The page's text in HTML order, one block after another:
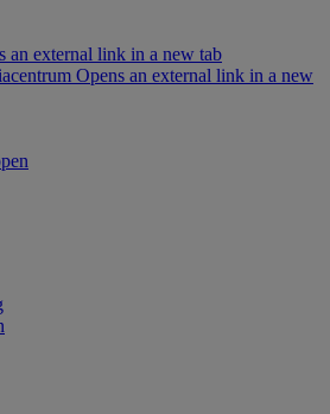
an external link in a new tab
Opens an external link in a new